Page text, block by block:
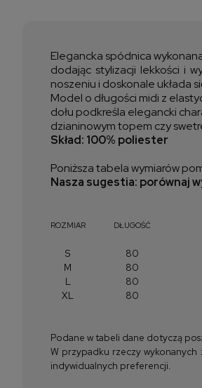
Elegancka spódnica
dodając stylizacji lekkości i
noszeniu i doskonale układa
Model o długości midi z
dołu podkreśla elegancki
dzianinowym topem czy
Skład: 100% poliester
Poniższa tabela wymiarów
Nasza sugestia: porównaj
ROZMIAR DŁUGOŚĆ
S 80
M
80
L
80
XL
80
Podane w tabeli dane dotyczą
W przypadku rzeczy wykonanych
indywidualnych preferencji.